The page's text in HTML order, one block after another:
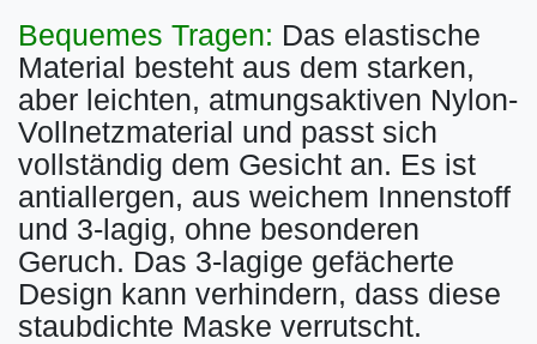
Bequemes Tragen: Das elastische
Material besteht aus dem starken,
aber leichten, atmungsaktiven Nylon-
Vollnetzmaterial und passt sich
vollständig dem Gesicht an. Es ist
antiallergen, aus weichem Innenstoff
und 3-lagig, ohne besonderen
Geruch. Das 3-lagige gefächerte
Design kann verhindern, dass diese
staubdichte Maske verrutscht.